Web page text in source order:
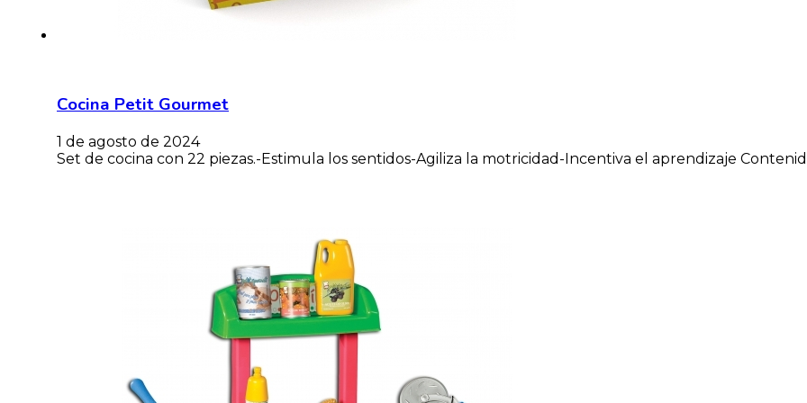
Cocina Petit Gourmet
1 de agosto de 2024
Set de cocina con 22 piezas.-Estimula los sentidos-Agiliza la motricidad-Incentiva el aprendizaje